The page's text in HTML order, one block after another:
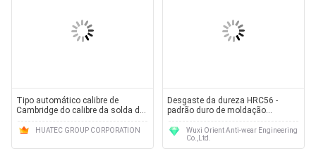
Tipo automático calibre de
Cambridge do calibre da solda do
tamanho da solda do
atarraxamento da série do calibre
HUATEC GROUP CORPORATION
Desgaste da dureza HRC56 -
padrão duro de moldação
resistente do Ni GB/T 8263-1999
Wuxi Orient Anti-wear Engineering
Co.,Ltd.